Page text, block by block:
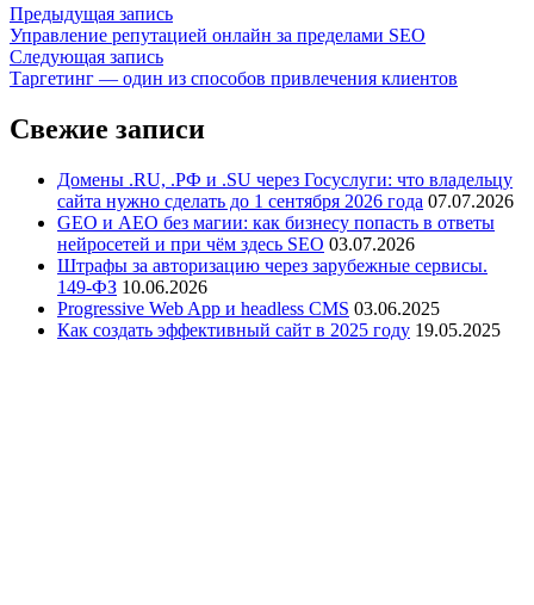
Предыдущая запись
Управление репутацией онлайн за пределами SEO
Следующая запись
Таргетинг — один из способов привлечения клиентов
Свежие записи
Домены .RU, .РФ и .SU через Госуслуги: что владельцу
сайта нужно сделать до 1 сентября 2026 года 07.07.2026
GEO и AEO без магии: как бизнесу попасть в ответы
нейросетей и при чём здесь SEO 03.07.2026
Штрафы за авторизацию через зарубежные сервисы.
149-ФЗ 10.06.2026
Progressive Web App и headless CMS 03.06.2025
Как создать эффективный сайт в 2025 году 19.05.2025